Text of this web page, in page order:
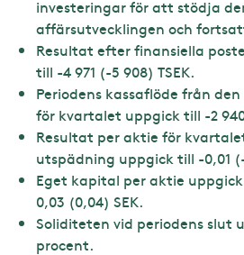
investeringar för att stödja
affärsutvecklingen och
Resultat efter finansiella
till -4 971 (-5 908) TSEK.
Periodens kassaflöde från
för kvartalet uppgick till -2 940
Resultat per aktie för
utspädning uppgick till -0,01
Eget kapital per aktie
0,03 (0,04) SEK.
Soliditeten vid periodens slut
procent.